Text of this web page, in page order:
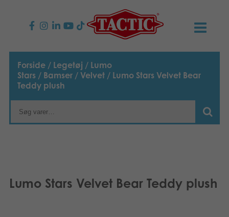
PRODUKTER
Børnespil
Familiespil
Puslespil
NYHEDER
TACTIC
Vores historie
Links
Forside / Legetøj / Lumo
Stars / Bamser / Velvet / Lumo Stars Velvet Bear
Teddy plush
Lumo Stars Velvet Bear Teddy plush